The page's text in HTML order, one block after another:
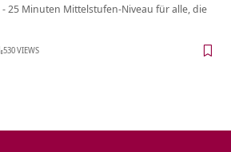
25 Minuten Mittelstufen-Niveau für alle, die
530 VIEWS